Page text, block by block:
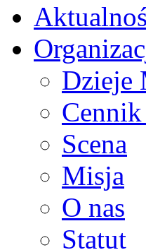
Dzieje
Scena
Misja
O nas
Statut